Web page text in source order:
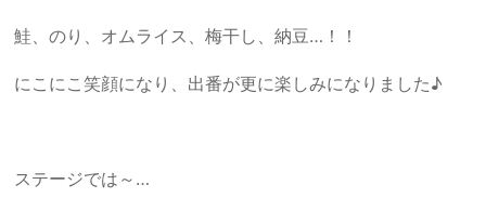
鮭、のり、オムライス、梅干し、納豆…！！
にこにこ笑顔になり、出番が更に楽しみになりました♪
ステージでは～…